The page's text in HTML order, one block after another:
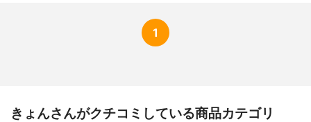
1
きょんさんがクチコミしている商品カテゴリ